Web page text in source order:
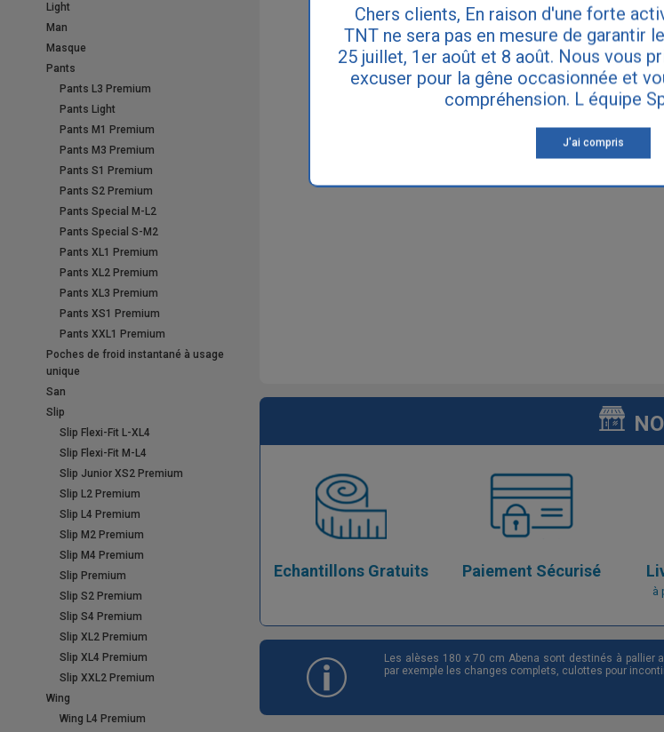
Light
Man
Masque
Pants
Pants L3 Premium
Pants Light
Pants M1 Premium
Pants M3 Premium
Pants S1 Premium
Pants S2 Premium
Pants Special M-L2
Pants Special S-M2
Pants XL1 Premium
Pants XL2 Premium
Pants XL3 Premium
Pants XS1 Premium
Pants XXL1 Premium
Poches de froid instantané à usage
unique
San
Slip
Slip Flexi-Fit L-XL4
Slip Flexi-Fit M-L4
Slip Junior XS2 Premium
Slip L2 Premium
Slip L4 Premium
Slip M2 Premium
Slip M4 Premium
Slip Premium
Slip S2 Premium
Slip S4 Premium
Slip XL2 Premium
Slip XL4 Premium
Slip XXL2 Premium
Wing
Wing L4 Premium
Pressothérapie
Echantillons Gratuits Paiement Sécurisé
à
Les alèses 180 x 70 cm Abena sont destinés à pallier
par exemple les changes complets, culottes pour
Chers clients, En raison d'une forte
TNT ne sera pas en mesure de garantir
25 juillet, 1er août et 8 août. Nous vous
excuser pour la gêne occasionnée et
compréhension. L équipe
J'ai compris